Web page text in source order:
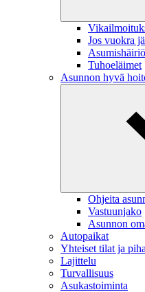
Jos vuokra
Tuhoeläimet
Asunnon hyvä
Ohjeita
Vastuunjako
Asunnon
Autopaikat
Yhteiset tilat ja piha
Lajittelu
Turvallisuus
Asukastoiminta